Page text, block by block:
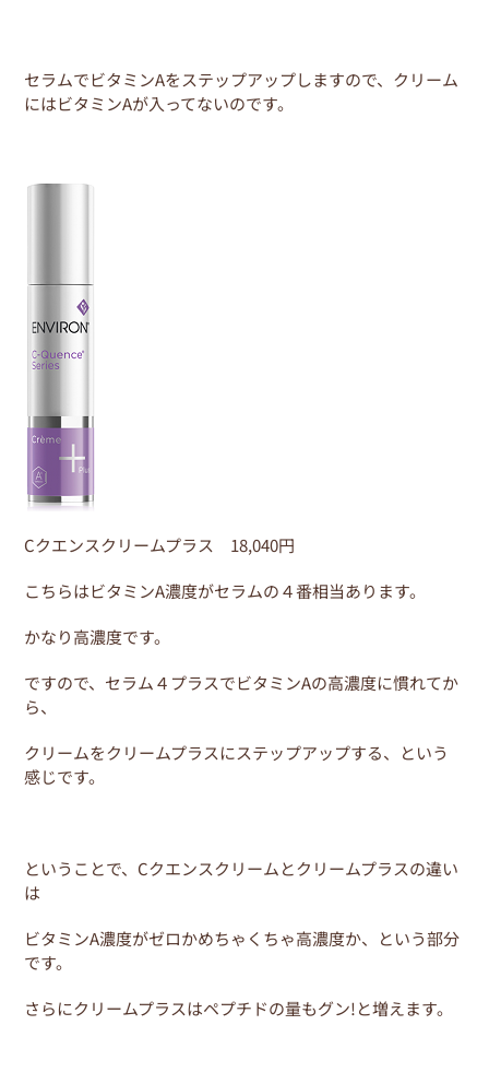
セラムでビタミンAをステップアップしますので、クリーム
にはビタミンAが入ってないのです。
Cクエンスクリームプラス 18,040円
こちらはビタミンA濃度がセラムの４番相当あります。
かなり高濃度です。
ですので、セラム４プラスでビタミンAの高濃度に慣れてか
ら、
クリームをクリームプラスにステップアップする、という
感じです。
ということで、Cクエンスクリームとクリームプラスの違い
は
ビタミンA濃度がゼロかめちゃくちゃ高濃度か、という部分
です。
さらにクリームプラスはペプチドの量もグン!と増えます。